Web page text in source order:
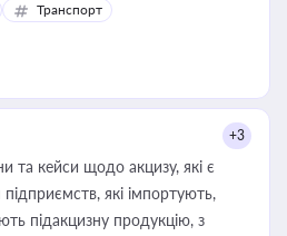
Транспорт
+3
та кейси щодо акцизу, які є
які імпортують,
підакцизну продукцію, з